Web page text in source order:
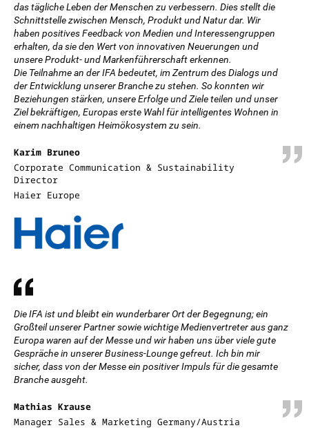
das tägliche Leben der Menschen zu verbessern. Dies stellt die
Schnittstelle zwischen Mensch, Produkt und Natur dar. Wir
haben positives Feedback von Medien und Interessengruppen
erhalten, da sie den Wert von innovativen Neuerungen und
unsere Produkt- und Markenführerschaft erkennen.
Die Teilnahme an der IFA bedeutet, im Zentrum des Dialogs und
der Entwicklung unserer Branche zu stehen. So konnten wir
Beziehungen stärken, unsere Erfolge und Ziele teilen und unser
Ziel bekräftigen, Europas erste Wahl für intelligentes Wohnen in
einem nachhaltigen Heimökosystem zu sein.
Karim Bruneo
Corporate Communication & Sustainability
Director
Haier Europe
Die IFA ist und bleibt ein wunderbarer Ort der Begegnung; ein
Großteil unserer Partner sowie wichtige Medienvertreter aus ganz
Europa waren auf der Messe und wir haben uns über viele gute
Gespräche in unserer Business-Lounge gefreut. Ich bin mir
sicher, dass von der Messe ein positiver Impuls für die gesamte
Branche ausgeht.
Mathias Krause
Manager Sales & Marketing Germany/Austria